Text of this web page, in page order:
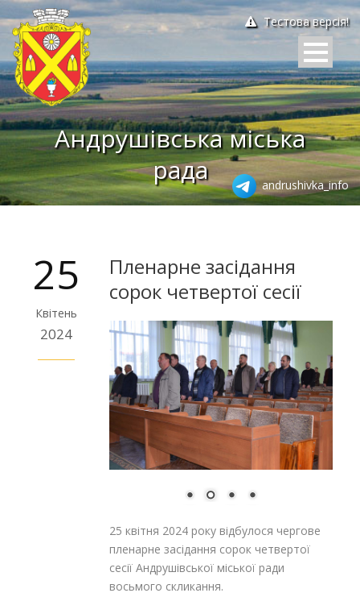
Тестова версія!
Андрушівська міська
рада
andrushivka_info
25
Квітень
2024
Пленарне засідання
сорок четвертої сесії
25 квітня 2024 року відбулося чергове
пленарне засідання сорок четвертої
сесії Андрушівської міської ради
восьмого скликання.